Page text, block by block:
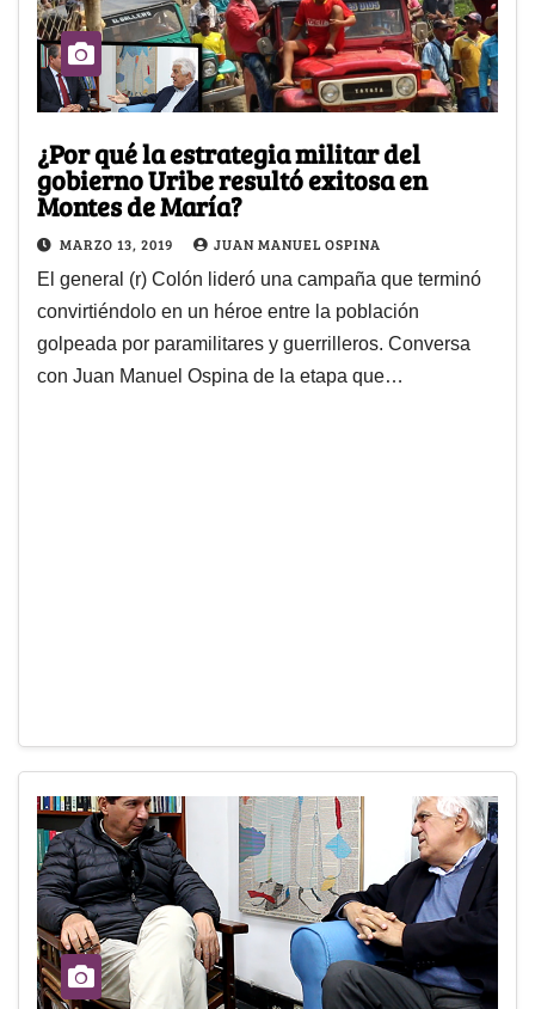
¿Por qué la estrategia militar del
gobierno Uribe resultó exitosa en
Montes de María?
MARZO 13, 2019 JUAN MANUEL OSPINA
El general (r) Colón lideró una campaña que terminó
convirtiéndolo en un héroe entre la población
golpeada por paramilitares y guerrilleros. Conversa
con Juan Manuel Ospina de la etapa que…